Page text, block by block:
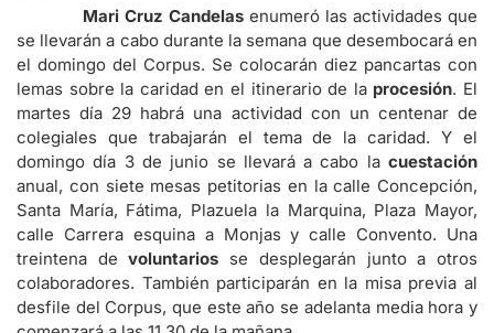
Mari Cruz Candelas enumeró las actividades que
se llevarán a cabo durante la semana que desembocará en
el domingo del Corpus. Se colocarán diez pancartas con
lemas sobre la caridad en el itinerario de la procesión. El
martes día 29 habrá una actividad con un centenar de
colegiales que trabajarán el tema de la caridad. Y el
domingo día 3 de junio se llevará a cabo la cuestación
anual, con siete mesas petitorias en la calle Concepción,
Santa María, Fátima, Plazuela la Marquina, Plaza Mayor,
calle Carrera esquina a Monjas y calle Convento. Una
treintena devoluntarios se desplegarán junto a otros
colaboradores. También participarán en la misa previa al
desfile del Corpus, que este año se adelanta media hora y